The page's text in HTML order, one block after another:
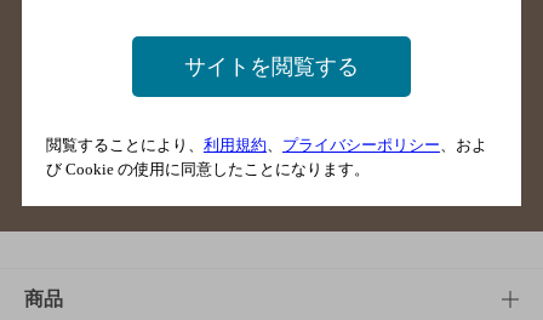
店舗登録方法のご案内
店舗情報更新方法のご案内
掲載店舗様ログイン
ご意見・ご感想
商品
サイトを閲覧する
閲覧することにより、 利用規約 プライバシーポリシー 、およ
び Cookie の使用に同意したことになります。